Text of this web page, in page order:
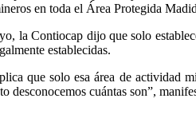
en toda el Área Protegida
la Contiocap dijo que solo
establecidas.
que solo esa área de actividad
desconocemos cuántas son”,